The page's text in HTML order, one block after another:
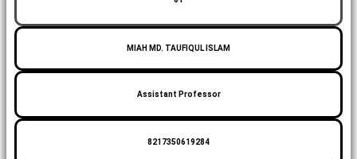
MIAH MD. TAUFIQUL ISLAM
Assistant Professor
8217350619284